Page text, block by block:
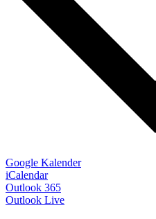
Google Kalender
iCalendar
Outlook 365
Outlook Live